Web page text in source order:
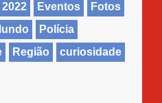
Eventos
Fotos
Polícia
Região
curiosidade